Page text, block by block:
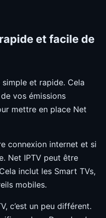
et facile de
simple et rapide. Cela
vos émissions
mettre en place Net
connexion internet et si
Net IPTV peut être
inclut les Smart TVs,
mobiles.
c’est un peu différent.